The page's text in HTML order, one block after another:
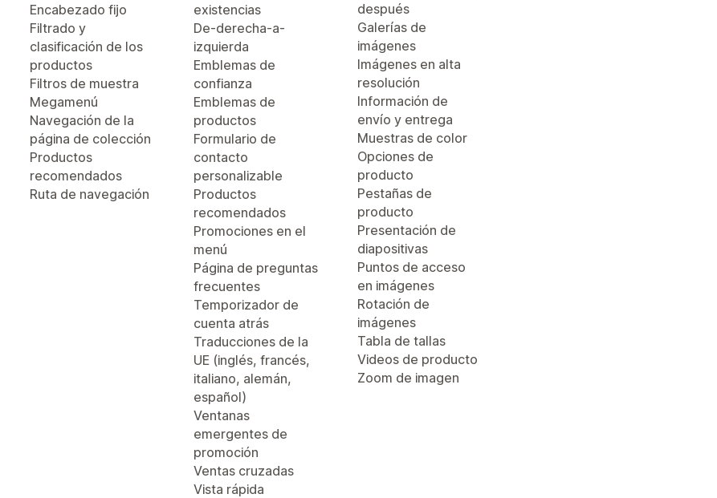
Encabezado fijo
Filtrado y
clasificación de los
productos
Filtros de muestra
Megamenú
Navegación de la
página de colección
Productos
recomendados
Ruta de navegación
existencias
De-derecha-a-
izquierda
Emblemas de
confianza
Emblemas de
productos
Formulario de
contacto
personalizable
Productos
recomendados
Promociones en el
menú
Página de preguntas
frecuentes
Temporizador de
cuenta atrás
Traducciones de la
UE (inglés, francés,
italiano, alemán,
español)
Ventanas
emergentes de
promoción
Ventas cruzadas
Vista rápida
después
Galerías de
imágenes
Imágenes en alta
resolución
Información de
envío y entrega
Muestras de color
Opciones de
producto
Pestañas de
producto
Presentación de
diapositivas
Puntos de acceso
en imágenes
Rotación de
imágenes
Tabla de tallas
Videos de producto
Zoom de imagen